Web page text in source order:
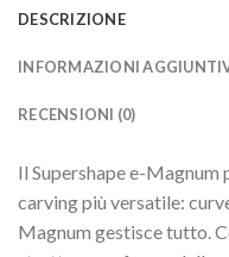
DESCRIZIONE
INFORMAZIONI
RECENSIONI (0)
Il Supershape e-Magnum
carving più versatile:
Magnum gestisce tutto.